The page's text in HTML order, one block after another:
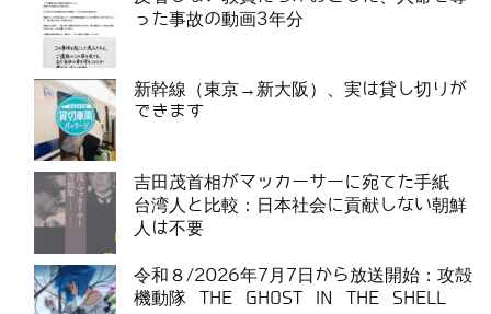
った事故の動画3年分
新幹線（東京→新大阪）、実は貸し切りが
できます
吉田茂首相がマッカーサーに宛てた手紙
台湾人と比較：日本社会に貢献しない朝鮮
人は不要
令和８/2026年7月7日から放送開始：攻殻
機動隊 THE GHOST IN THE SHELL